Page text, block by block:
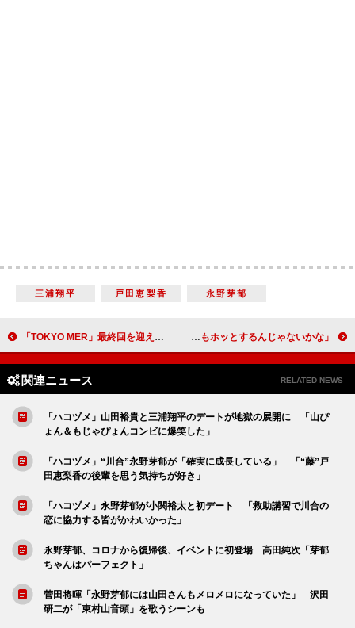
三浦翔平 戸田恵梨香 永野芽郁
「TOKYO MER」最終回を迎え、続編希望の声が殺到 「音羽先生が涙を流したシーンは一番泣いた」 さまぁ～ず、微アルコール飲料をPR 三村マサカズ「カミさんもホッとするんじゃないかな」
関連ニュース RELATED NEWS
「ハコヅメ」山田裕貴と三浦翔平のデートが地獄の展開に 「山ぴ
ょん＆もじゃぴょんコンビに爆笑した」
「ハコヅメ」“川合”永野芽郁が「確実に成長している」 「“藤”戸
田恵梨香の後輩を思う気持ちが好き」
「ハコヅメ」永野芽郁が小関裕太と初デート 「救助講習で川合の
恋に協力する皆がかわいかった」
永野芽郁、コロナから復帰後、イベントに初登場 高田純次「芽郁
ちゃんはパーフェクト」
菅田将暉「永野芽郁には山田さんもメロメロになっていた」 沢田
研二が「東村山音頭」を歌うシーンも